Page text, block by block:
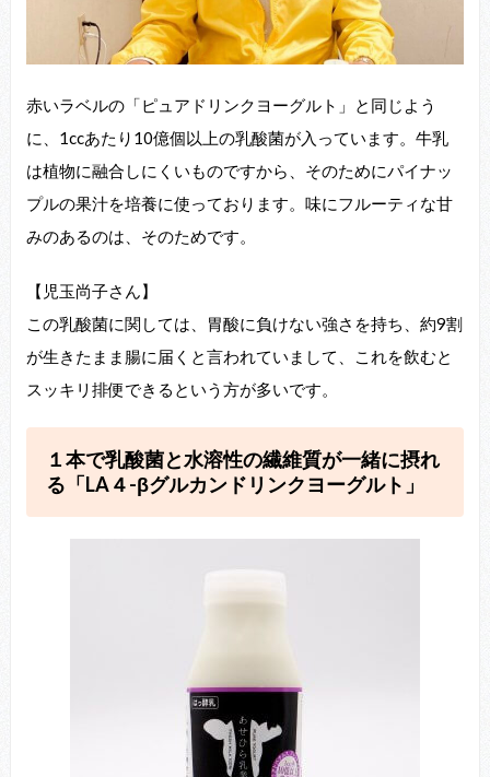
赤いラベルの「ピュアドリンクヨーグルト」と同じよう
に、1ccあたり10億個以上の乳酸菌が入っています。牛乳
は植物に融合しにくいものですから、そのためにパイナッ
プルの果汁を培養に使っております。味にフルーティな甘
みのあるのは、そのためです。
【児玉尚子さん】
この乳酸菌に関しては、胃酸に負けない強さを持ち、約9割
が生きたまま腸に届くと言われていまして、これを飲むと
スッキリ排便できるという方が多いです。
１本で乳酸菌と水溶性の繊維質が一緒に摂れ
る「LA４-βグルカンドリンクヨーグルト」